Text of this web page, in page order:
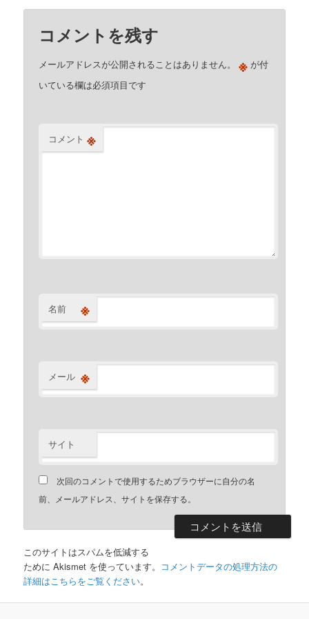
コメントを残す
メールアドレスが公開されることはありません。 ※ が付
いている欄は必須項目です
コメント ※
名前 ※
メール ※
サイト
次回のコメントで使用するためブラウザーに自分の名
前、メールアドレス、サイトを保存する。
このサイトはスパムを低減する
ために Akismet を使っています。 コメントデータの処理方法の
詳細はこちらをご覧ください。